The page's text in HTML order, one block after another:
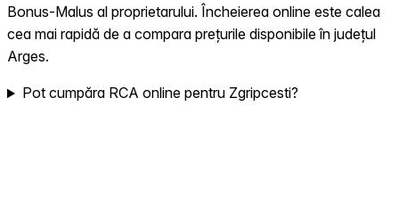
Bonus-Malus al proprietarului. Încheierea online este calea
cea mai rapidă de a compara prețurile disponibile în județul
Arges.
Pot cumpăra RCA online pentru Zgripcesti?